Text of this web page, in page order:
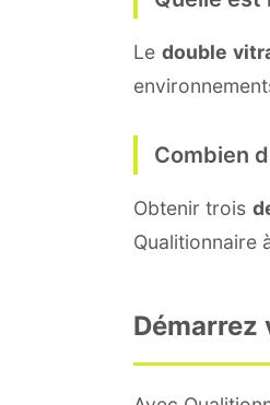
Ledouble
Combien
Obtenir trois
Qualitionnaire
Démarrez